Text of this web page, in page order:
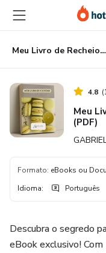
para
conteúdo
principal
para
pagamento
para
rodapé
Meu Livro de Recheios - Receitas Autorais (PDF)
4.8 (
Meu Livro
(PDF)
Formato: eBooks ou
Idioma: Português
Descubra o segredo
eBook exclusivo!